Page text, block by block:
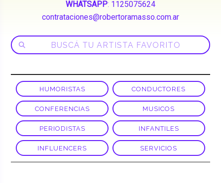
WHATSAPP: 1125075624
contrataciones@robertoramasso.com.ar
HUMORISTAS CONDUCTORES
CONFERENCIAS MUSICOS
PERIODISTAS INFANTILES
INFLUENCERS SERVICIOS